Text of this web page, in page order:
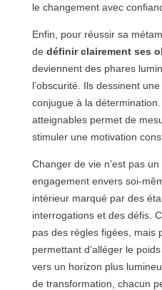
le changement avec
Enfin, pour réussir sa
de définir clairement ses
deviennent des phares
l’obscurité. Ils dessinent
conjugue à la
atteignables permet de
stimuler une motivation
Changer de vie n’est pas
engagement envers soi-
intérieur marqué par des
interrogations et des défis.
pas des règles figées, mais
permettant d’alléger le
vers un horizon plus
de transformation, chacun